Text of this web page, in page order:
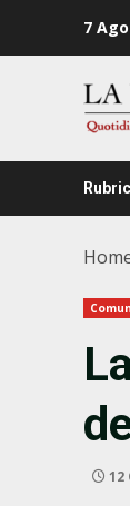
7
12